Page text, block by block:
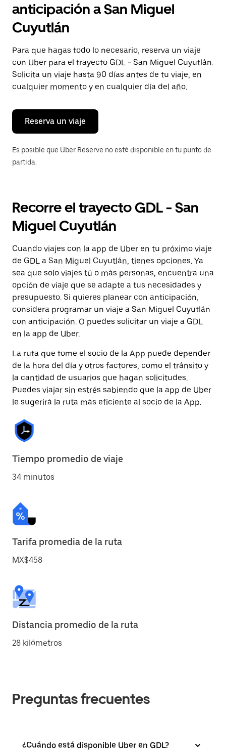
y
selecciona
una
fecha.
Presiona
la
tecla Esc
para
cerrar
el
anticipación a San Miguel
Cuyutlán
Para que hagas todo lo necesario, reserva un viaje
con Uber para el trayecto GDL - San Miguel Cuyutlán.
Solicita un viaje hasta 90 días antes de tu viaje, en
cualquier momento y en cualquier día del año.
Reserva un viaje
Es posible que Uber Reserve no esté disponible en tu punto de
partida.
Recorre el trayecto GDL - San
Miguel Cuyutlán
Cuando viajes con la app de Uber en tu próximo viaje
de GDL a San Miguel Cuyutlán, tienes opciones. Ya
sea que solo viajes tú o más personas, encuentra una
opción de viaje que se adapte a tus necesidades y
presupuesto. Si quieres planear con anticipación,
considera programar un viaje a San Miguel Cuyutlán
con anticipación. O puedes solicitar un viaje a GDL
en la app de Uber.
La ruta que tome el socio de la App puede depender
de la hora del día y otros factores, como el tránsito y
la cantidad de usuarios que hagan solicitudes.
Puedes viajar sin estrés sabiendo que la app de Uber
le sugerirá la ruta más eficiente al socio de la App.
Tiempo promedio de viaje
34 minutos
Tarifa promedia de la ruta
MX$458
Distancia promedio de la ruta
28 kilómetros
Preguntas frecuentes
¿Cuándo está disponible Uber en GDL?